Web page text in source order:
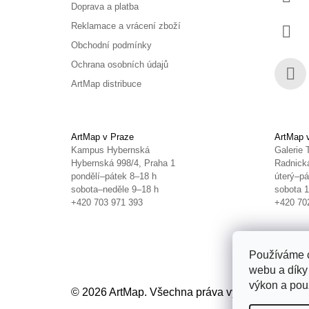
Používáme
webu a
výkon a
Doprava a platba
Reklamace a vrácení zboží
Obchodní podmínky
Ochrana osobních údajů
ArtMap distribuce
ArtMap v Praze
Kampus Hybernská
Hybernská 998/4, Praha 1
pondělí–pátek 8–18 h
sobota–neděle 9–18 h
+420 703 971 393
ArtMap
Galerie
sobota
+420
© 2026 ArtMap. Všechna práva vyhrazena.